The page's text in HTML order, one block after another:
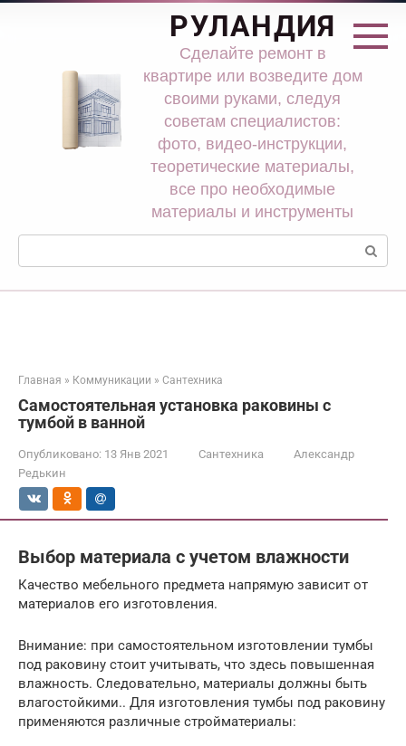
Перейти
РУЛАНДИЯ
Сделайте ремонт в
квартире или возведите дом
своими руками, следуя
советам специалистов:
фото, видео-инструкции,
теоретические материалы,
все про необходимые
материалы и инструменты
Поиск:
Главная » Коммуникации » Сантехника
Самостоятельная установка раковины с
тумбой в ванной
Опубликовано: 13 Янв 2021 Сантехника
Александр
Редькин
Выбор материала с учетом влажности
Качество мебельного предмета напрямую зависит от
материалов его изготовления.
Внимание: при самостоятельном изготовлении тумбы
под раковину стоит учитывать, что здесь повышенная
влажность. Следовательно, материалы должны быть
влагостойкими.. Для изготовления тумбы под раковину
применяются различные стройматериалы: